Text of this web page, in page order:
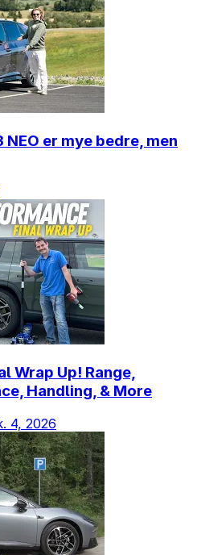
er mye bedre, men
Wrap Up! Range,
Handling, & More
4, 2026